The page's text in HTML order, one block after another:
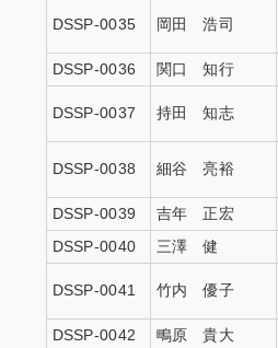
DSSP-0035 岡田 浩司
DSSP-0036
関口 知行
DSSP-0037 持田 知志
DSSP-0038 細谷 亮裕
DSSP-0039
吉年 正宏
DSSP-0040
三澤 健
DSSP-0041 竹内 優子
DSSP-0042
鴫原 貴大